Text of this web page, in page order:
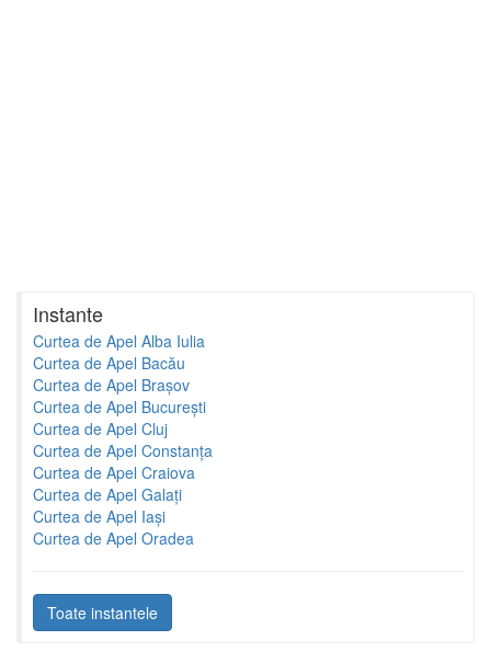
Instante
Curtea de Apel Alba Iulia
Curtea de Apel Bacău
Curtea de Apel Brașov
Curtea de Apel București
Curtea de Apel Cluj
Curtea de Apel Constanța
Curtea de Apel Craiova
Curtea de Apel Galați
Curtea de Apel Iași
Curtea de Apel Oradea
Toate instantele